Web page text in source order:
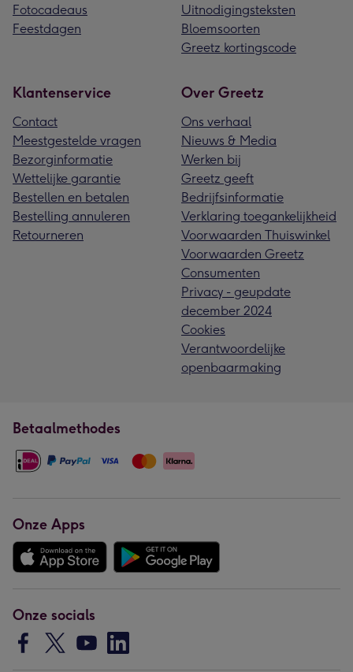
Fotocadeaus
Feestdagen
Uitnodigingsteksten
Bloemsoorten
Greetz kortingscode
Klantenservice
Contact
Meestgestelde vragen
Bezorginformatie
Wettelijke garantie
Bestellen en betalen
Bestelling annuleren
Retourneren
Over Greetz
Ons verhaal
Nieuws & Media
Werken bij
Greetz geeft
Bedrijfsinformatie
Verklaring toegankelijkheid
Voorwaarden Thuiswinkel
Voorwaarden Greetz
Consumenten
Privacy - geupdate
december 2024
Cookies
Verantwoordelijke
openbaarmaking
Betaalmethodes
Onze Apps
Onze socials